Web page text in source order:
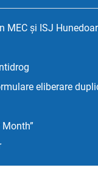
MEC și ISJ
eliberare